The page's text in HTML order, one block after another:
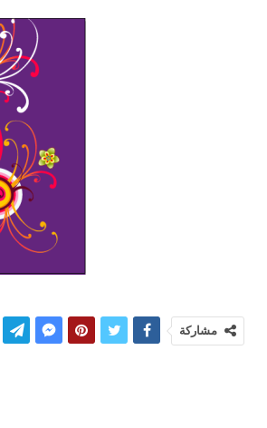
مشاركة